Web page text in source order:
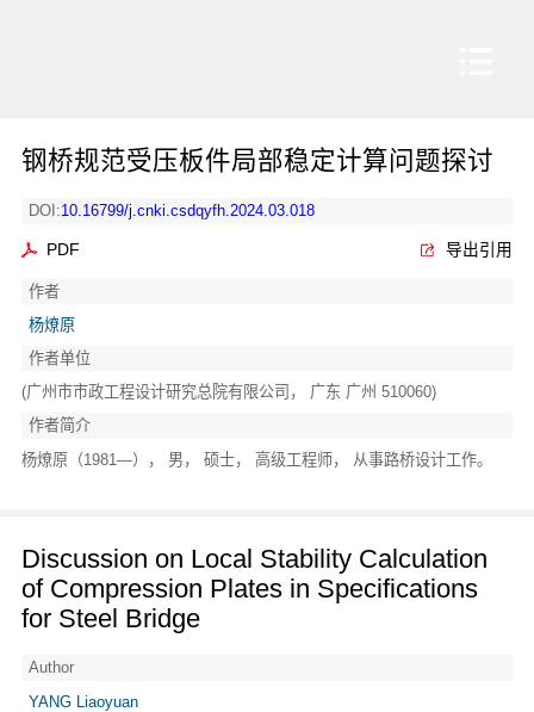
钢桥规范受压板件局部稳定计算问题探讨
DOI:10.16799/j.cnki.csdqyfh.2024.03.018
PDF 导出引用
作者
杨燎原
作者单位
(广州市市政工程设计研究总院有限公司， 广东 广州 510060)
作者简介
杨燎原（1981—）， 男， 硕士， 高级工程师， 从事路桥设计工作。
Discussion on Local Stability Calculation
of Compression Plates in Specifications
for Steel Bridge
Author
YANG Liaoyuan